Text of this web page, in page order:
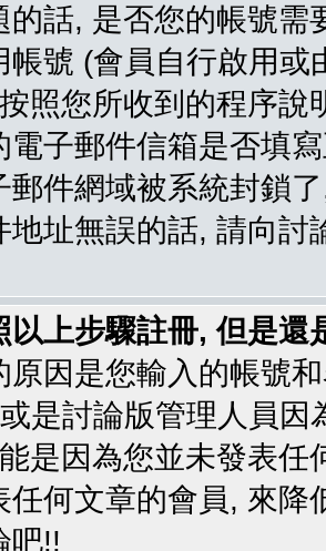
的話, 是否您的帳號
帳號 (會員自行啟用
照您所收到的程序
電子郵件信箱是否填
郵件網域被系統封鎖
地址無誤的話, 請向
以上步驟註冊, 但是還
原因是您輸入的帳號
是討論版管理人員
是因為您並未發表
任何文章的會員, 來
吧!!